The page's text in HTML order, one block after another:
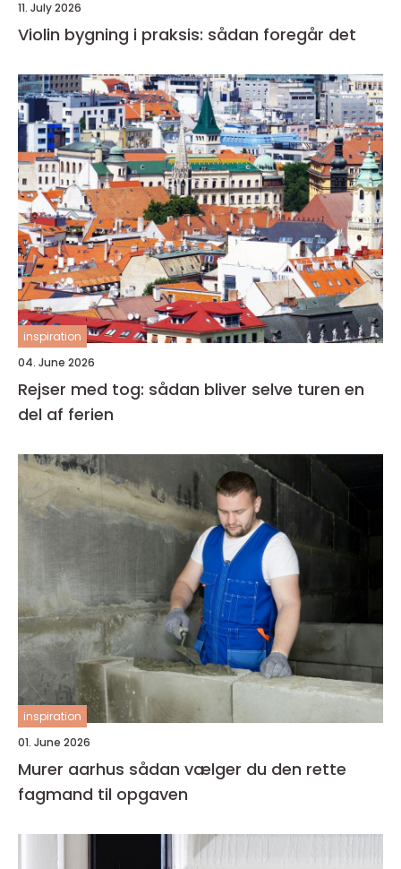
11. July 2026
Violin bygning i praksis: sådan foregår det
inspiration
04. June 2026
Rejser med tog: sådan bliver selve turen en
del af ferien
inspiration
01. June 2026
Murer aarhus sådan vælger du den rette
fagmand til opgaven